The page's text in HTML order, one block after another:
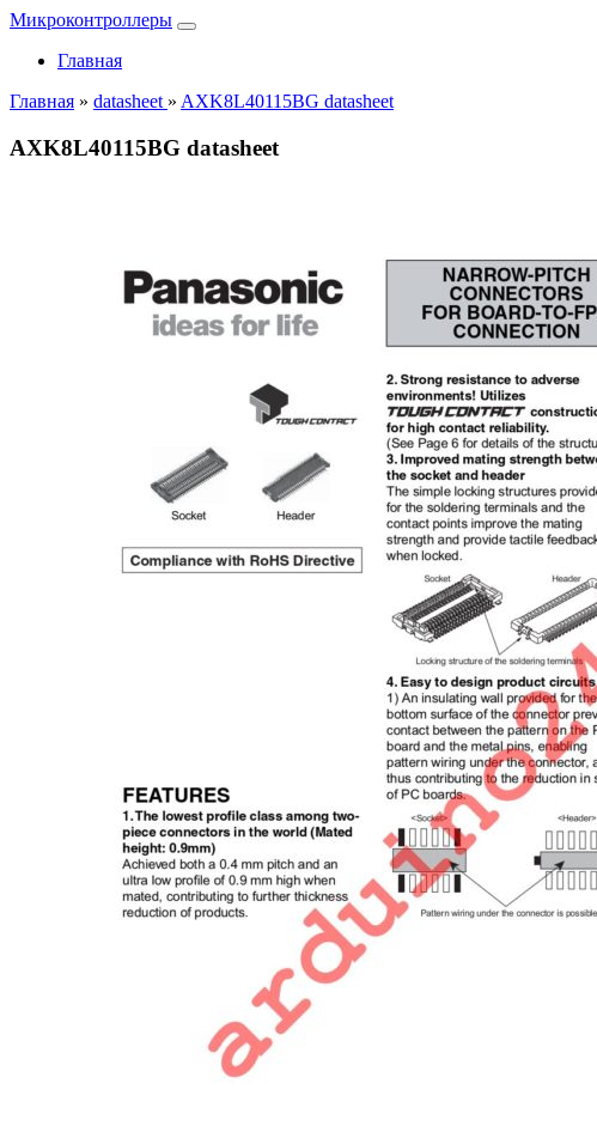
Микроконтроллеры
Главная
Главная » datasheet » AXK8L40115BG datasheet
AXK8L40115BG datasheet